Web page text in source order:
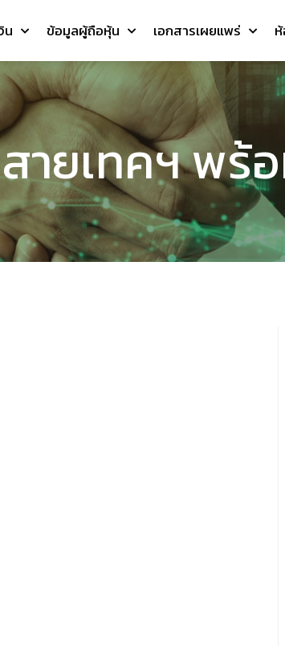
น ข้อมูลผู้ถือหุ้น เอกสารเผยแพร่
ายเทคฯ พร้